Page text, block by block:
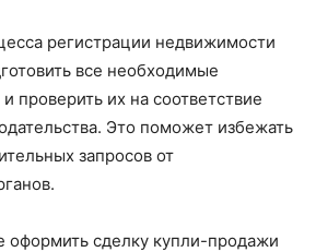
регистрации недвижимости
все необходимые
проверить их на соответствие
Это поможет избежать
запросов от
оформить сделку купли-продажи